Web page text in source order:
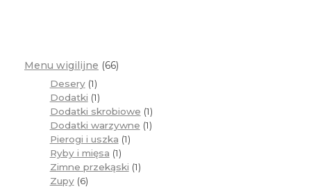
Menu wigilijne 66
Desery 1
Dodatki 1
Dodatki skrobiowe 1
Dodatki warzywne 1
Pierogi i uszka 1
Ryby i mięsa 1
Zimne przekąski 1
Zupy 6